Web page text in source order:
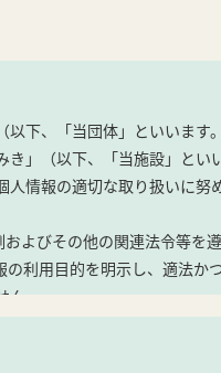
下、「当団体」といいます
」（以下、「当施設」とい
情報の適切な取り扱いに努
よびその他の関連法令等を遵
利用目的を明示し、適法か
ん。
および連絡等のため